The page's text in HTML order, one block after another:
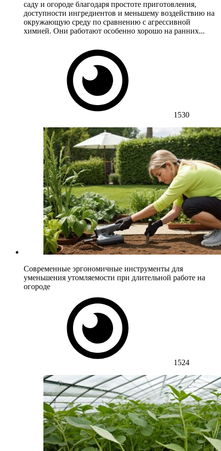
саду и огороде благодаря простоте приготовления,
доступности ингредиентов и меньшему воздействию на
окружающую среду по сравнению с агрессивной
химией. Они работают особенно хорошо на ранних...
1530
Современные эргономичные инструменты для
уменьшения утомляемости при длительной работе на
огороде
1524